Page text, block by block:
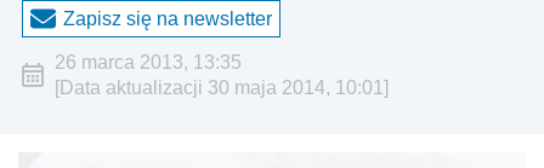
Zapisz się na newsletter
26 marca 2013, 13:35
[Data aktualizacji 30 maja 2014, 10:01]